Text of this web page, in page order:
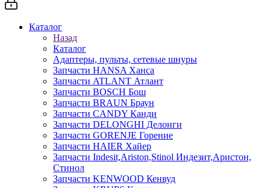
Каталог
Назад
Каталог
Адаптеры, пульты, сетевые шнуры
Запчасти HANSA Ханса
Запчасти ATLANT Атлант
Запчасти BOSCH Бош
Запчасти BRAUN Браун
Запчасти CANDY Канди
Запчасти DELONGHI Делонги
Запчасти GORENJE Горение
Запчасти HAIER Хайер
Запчасти Indesit,Ariston,Stinol Индезит,Аристон,
Стинол
Запчасти KENWOOD Кенвуд